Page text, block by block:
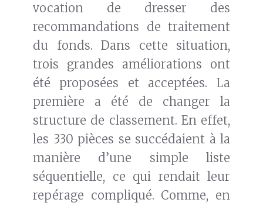
vocation de dresser des
recommandations de traitement
du fonds. Dans cette situation,
trois grandes améliorations ont
été proposées et acceptées. La
première a été de changer la
structure de classement. En effet,
les 330 pièces se succédaient à la
manière d’une simple liste
séquentielle, ce qui rendait leur
repérage compliqué. Comme, en